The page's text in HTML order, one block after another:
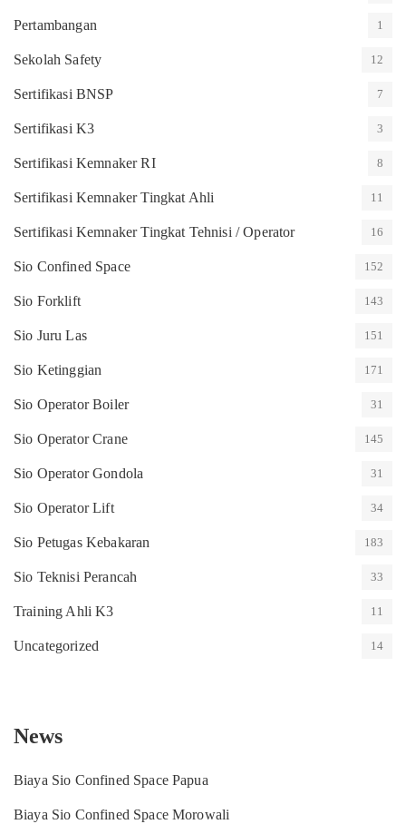
Pertambangan 1
Sekolah Safety 12
Sertifikasi BNSP 7
Sertifikasi K3 3
Sertifikasi Kemnaker RI 8
Sertifikasi Kemnaker Tingkat Ahli 11
Sertifikasi Kemnaker Tingkat Tehnisi / Operator 16
Sio Confined Space 152
Sio Forklift 143
Sio Juru Las 151
Sio Ketinggian 171
Sio Operator Boiler 31
Sio Operator Crane 145
Sio Operator Gondola 31
Sio Operator Lift 34
Sio Petugas Kebakaran 183
Sio Teknisi Perancah 33
Training Ahli K3 11
Uncategorized 14
News
Biaya Sio Confined Space Papua
Biaya Sio Confined Space Morowali